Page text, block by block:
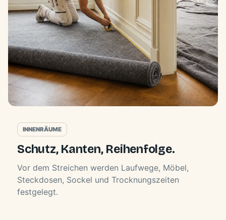
INNENRÄUME
Schutz, Kanten, Reihenfolge.
Vor dem Streichen werden Laufwege, Möbel,
Steckdosen, Sockel und Trocknungszeiten
festgelegt.